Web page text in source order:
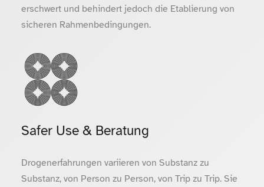
erschwert und behindert jedoch die Etablierung von
sicheren Rahmenbedingungen.
Safer Use & Beratung
Drogenerfahrungen variieren von Substanz zu
Substanz, von Person zu Person, von Trip zu Trip. Sie